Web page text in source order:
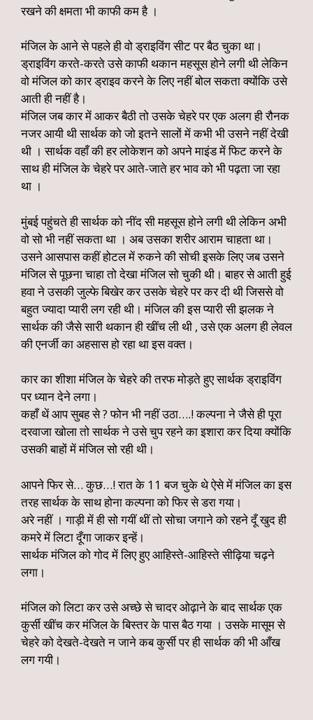
रखने की क्षमता भी काफी कम है ।
मंजिल के आने से पहले ही वो ड्राइविंग सीट पर बैठ चुका था।
ड्राइविंग करते-करते उसे काफी थकान महसूस होने लगी थी लेकिन
वो मंजिल को कार ड्राइव करने के लिए नहीं बोल सकता क्योंकि उसे
आती ही नहीं है।
मंजिल जब कार में आकर बैठी तो उसके चेहरे पर एक अलग ही रौनक
नजर आयी थी सार्थक को जो इतने सालों में कभी भी उसने नहीं देखी
थी । सार्थक वहाँ की हर लोकेशन को अपने माइंड में फिट करने के
साथ ही मंजिल के चेहरे पर आते-जाते हर भाव को भी पढ़ता जा रहा
था ।
मुंबई पहुंचते ही सार्थक को नींद सी महसूस होने लगी थी लेकिन अभी
वो सो भी नहीं सकता था । अब उसका शरीर आराम चाहता था।
उसने आसपास कहीं होटल में रुकने की सोची इसके लिए जब उसने
मंजिल से पूछना चाहा तो देखा मंजिल सो चुकी थी। बाहर से आती हुई
हवा ने उसकी जुल्फे बिखेर कर उसके चेहरे पर कर दी थी जिससे वो
बहुत ज्यादा प्यारी लग रही थी। मंजिल की इस प्यारी सी झलक ने
सार्थक की जैसे सारी थकान ही खींच ली थी , उसे एक अलग ही लेवल
की एनर्जी का अहसास हो रहा था इस वक्त।
कार का शीशा मंजिल के चेहरे की तरफ मोड़ते हुए सार्थक ड्राइविंग
पर ध्यान देने लगा।
कहाँ थें आप सुबह से ? फोन भी नहीं उठा….! कल्पना ने जैसे ही पूरा
दरवाजा खोला तो सार्थक ने उसे चुप रहने का इशारा कर दिया क्योंकि
उसकी बाहों में मंजिल सो रही थी।
आपने फिर से… कुछ…! रात के 11 बज चुके थे ऐसे में मंजिल का इस
तरह सार्थक के साथ होना कल्पना को फिर से डरा गया।
अरे नहीं । गाड़ी में ही सो गयीं थीं तो सोचा जगाने को रहने दूँ खुद ही
कमरे में लिटा दूँगा जाकर इन्हें।
सार्थक मंजिल को गोद में लिए हुए आहिस्ते-आहिस्ते सीढ़िया चढ़ने
लगा।
मंजिल को लिटा कर उसे अच्छे से चादर ओढ़ाने के बाद सार्थक एक
कुर्सी खींच कर मंजिल के बिस्तर के पास बैठ गया । उसके मासूम से
चेहरे को देखते-देखते न जाने कब कुर्सी पर ही सार्थक की भी आँख
लग गयी।